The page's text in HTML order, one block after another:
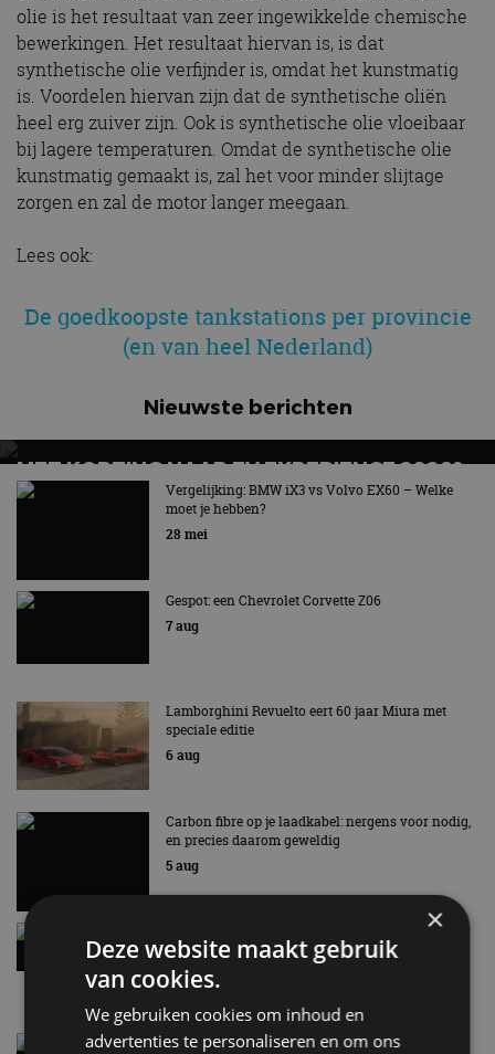
olie is het resultaat van zeer ingewikkelde chemische
bewerkingen. Het resultaat hiervan is, is dat
synthetische olie verfijnder is, omdat het kunstmatig
is. Voordelen hiervan zijn dat de synthetische oliën
heel erg zuiver zijn. Ook is synthetische olie vloeibaar
bij lagere temperaturen. Omdat de synthetische olie
kunstmatig gemaakt is, zal het voor minder slijtage
zorgen en zal de motor langer meegaan.
Lees ook:
De goedkoopste tankstations per provincie
(en van heel Nederland)
Nieuwste berichten
MET KORTING NAAR EV EXPERIENCE 2026?
AUTORAI REGELT HET!
EV Experience 2026 van 24 tot 26 september
Vergelijking: BMW iX3 vs Volvo EX60 – Welke
moet je hebben?
28 mei
Gespot: een Chevrolet Corvette Z06
7 aug
Lamborghini Revuelto eert 60 jaar Miura met
speciale editie
6 aug
Carbon fibre op je laadkabel: nergens voor nodig,
en precies daarom geweldig
5 aug
Hennessey Blackbird krijgt atmosferische V8 en
handbak: soms is eenvoud leuker
5 aug
Audi A2 e-Tron mikt op verbruik van 12,8 kWh
×
Deze website maakt gebruik
van cookies.
We gebruiken cookies om inhoud en
advertenties te personaliseren en om ons